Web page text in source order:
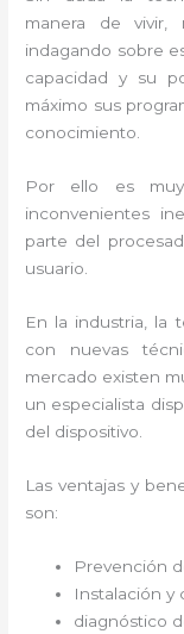
manera de
indagando sobre
capacidad y su
máximo sus
conocimiento.
Por ello es muy
inconvenientes
parte del
usuario.
En la industria, la
con nuevas
mercado existen
un especialista
del dispositivo.
Las ventajas y
son:
Prevención
Instalación y
diagnóstico